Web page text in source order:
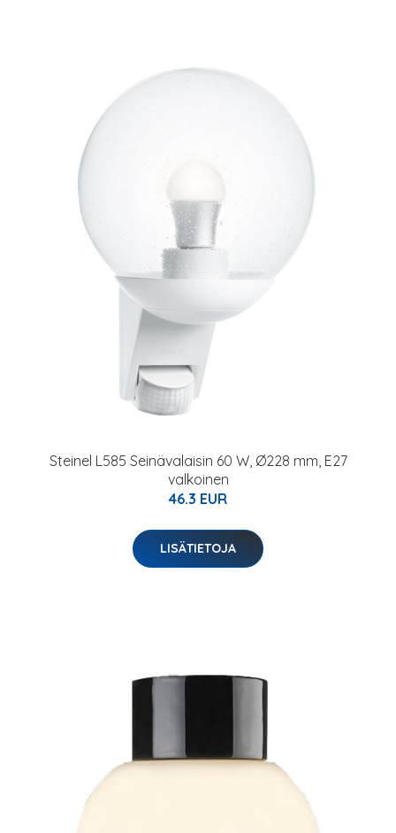
Steinel L585 Seinävalaisin 60 W, Ø228 mm, E27
valkoinen
46.3 EUR
LISÄTIETOJA